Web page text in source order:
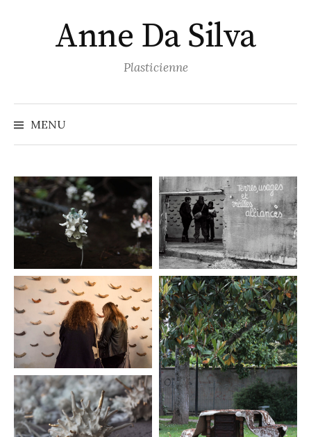
contenuAnne Da Silva
Plasticienne
MENU